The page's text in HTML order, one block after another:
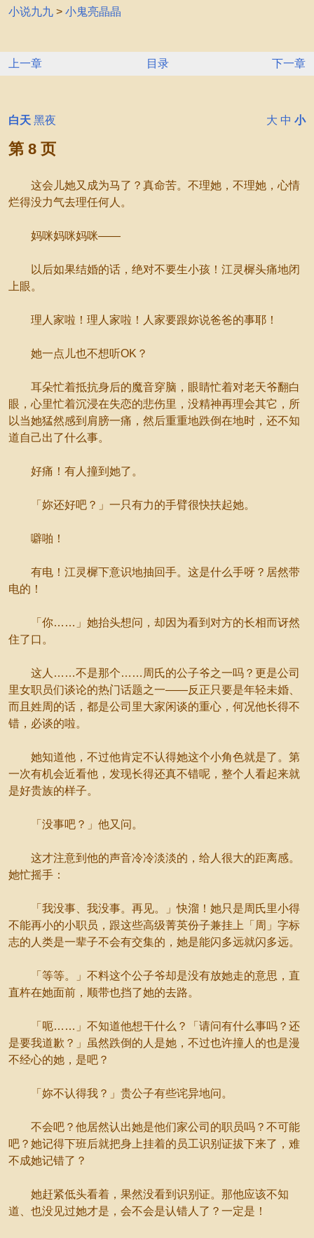
小说九九 > 小鬼亮晶晶
上一章 目录 下一章
白天 黑夜 大 中 小
第 8 页
这会儿她又成为马了？真命苦。不理她，不理她，心情
烂得没力气去理任何人。
妈咪妈咪妈咪——
以后如果结婚的话，绝对不要生小孩！江灵樨头痛地闭
上眼。
理人家啦！理人家啦！人家要跟妳说爸爸的事耶！
她一点儿也不想听OK？
耳朵忙着抵抗身后的魔音穿脑，眼睛忙着对老天爷翻白
眼，心里忙着沉浸在失恋的悲伤里，没精神再理会其它，所
以当她猛然感到肩膀一痛，然后重重地跌倒在地时，还不知
道自己出了什么事。
好痛！有人撞到她了。
「妳还好吧？」一只有力的手臂很快扶起她。
噼啪！
有电！江灵樨下意识地抽回手。这是什么手呀？居然带
电的！
「你……」她抬头想问，却因为看到对方的长相而讶然
住了口。
这人……不是那个……周氏的公子爷之一吗？更是公司
里女职员们谈论的热门话题之一——反正只要是年轻未婚、
而且姓周的话，都是公司里大家闲谈的重心，何况他长得不
错，必谈的啦。
她知道他，不过他肯定不认得她这个小角色就是了。第
一次有机会近看他，发现长得还真不错呢，整个人看起来就
是好贵族的样子。
「没事吧？」他又问。
这才注意到他的声音冷冷淡淡的，给人很大的距离感。
她忙摇手：
「我没事、我没事。再见。」快溜！她只是周氏里小得
不能再小的小职员，跟这些高级菁英份子兼挂上「周」字标
志的人类是一辈子不会有交集的，她是能闪多远就闪多远。
「等等。」不料这个公子爷却是没有放她走的意思，直
直杵在她面前，顺带也挡了她的去路。
「呃……」不知道他想干什么？「请问有什么事吗？还
是要我道歉？」虽然跌倒的人是她，不过也许撞人的也是漫
不经心的她，是吧？
「妳不认得我？」贵公子有些诧异地问。
不会吧？他居然认出她是他们家公司的职员吗？不可能
吧？她记得下班后就把身上挂着的员工识别证拔下来了，难
不成她记错了？
她赶紧低头看着，果然没看到识别证。那他应该不知
道、也没见过她才是，会不会是认错人了？一定是！